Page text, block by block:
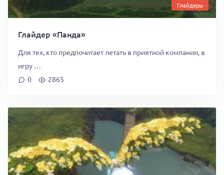
Глайдеры
Глайдер «Панда»
Для тех, кто предпочитает летать в приятной компании, в
игру …
0
2865